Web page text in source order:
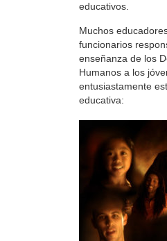
educativos.
Muchos
funcionarios
enseñanza de los
Humanos a los
entusiastamente
educativa: